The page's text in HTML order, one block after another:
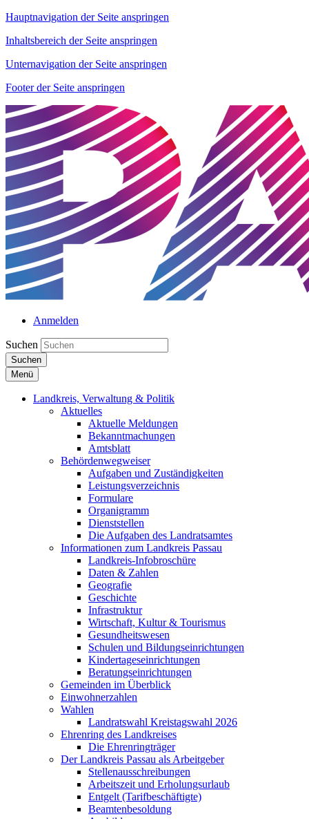
Hauptnavigation der Seite anspringen
Inhaltsbereich der Seite anspringen
Unternavigation der Seite anspringen
Footer der Seite anspringen
Anmelden
Suchen
Suchen
Menü
Landkreis, Verwaltung & Politik
Aktuelles
Aktuelle Meldungen
Bekanntmachungen
Amtsblatt
Behördenwegweiser
Aufgaben und Zuständigkeiten
Leistungsverzeichnis
Formulare
Organigramm
Dienststellen
Die Aufgaben des Landratsamtes
Informationen zum Landkreis Passau
Landkreis-Infobroschüre
Daten & Zahlen
Geografie
Geschichte
Infrastruktur
Wirtschaft, Kultur & Tourismus
Gesundheitswesen
Schulen und Bildungseinrichtungen
Kindertageseinrichtungen
Beratungseinrichtungen
Gemeinden im Überblick
Einwohnerzahlen
Wahlen
Landratswahl Kreistagswahl 2026
Ehrenring des Landkreises
Die Ehrenringträger
Der Landkreis Passau als Arbeitgeber
Stellenausschreibungen
Arbeitszeit und Erholungsurlaub
Entgelt (Tarifbeschäftigte)
Beamtenbesoldung